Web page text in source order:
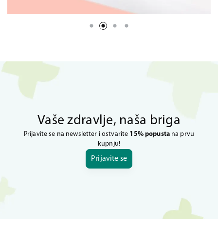
Vaše zdravlje, naša briga
Prijavite se na newsletter i ostvarite 15% popustana prvu
kupnju!
Prijavite se